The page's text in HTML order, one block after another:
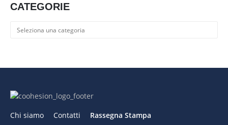
CATEGORIE
Categorie
Chi siamo Contatti Rassegna Stampa